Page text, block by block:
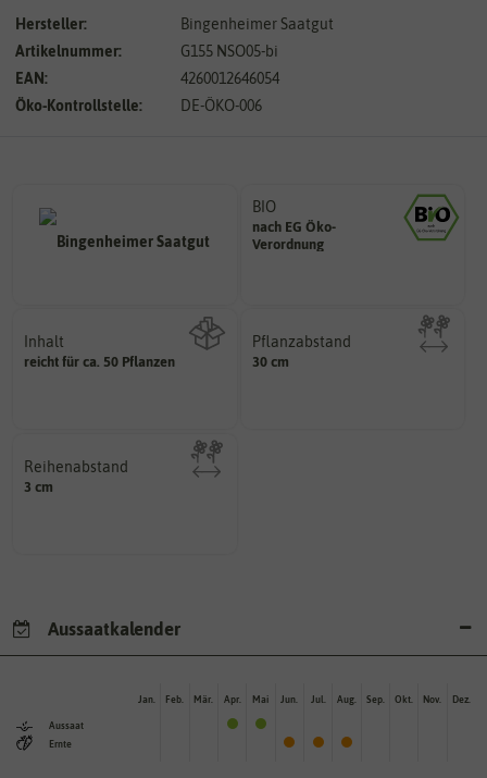
Hersteller:
Bingenheimer Saatgut
Artikelnummer:
G155 NSO05-bi
EAN:
4260012646054
Öko-Kontrollstelle:
DE-ÖKO-006
BIO
nach EG Öko-
Verordnung
den Richtlinien der biologischen
Landwirtschaft arbeiten.
Inhalt
reicht für ca. 50 Pflanzen
Wie viel ist enthalten
Pflanzabstand
30 cm
Pflanzen voneinander haben?
Reihenabstand
3 cm
Reihen der Pflanzen
voneinander haben?
Aussaatkalender
Aussaat
Ernte
Jan. Feb. Mär. Apr. Mai Jun. Jul. Aug. Sep. Okt. Nov. Dez.